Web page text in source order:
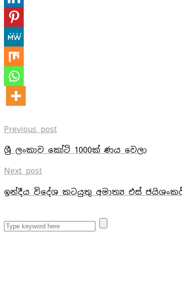
Previous post
ශ්‍රී ලංකාව කෝටි 1000ක් ණය වෙලා
Next post
ඉන්දීය විදේශ කටයුතු අමාත්‍ය එස්